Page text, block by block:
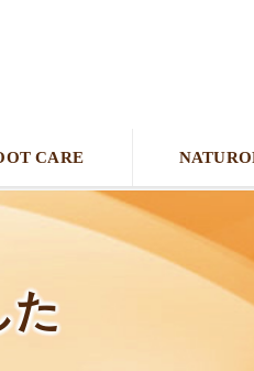
CARE
た